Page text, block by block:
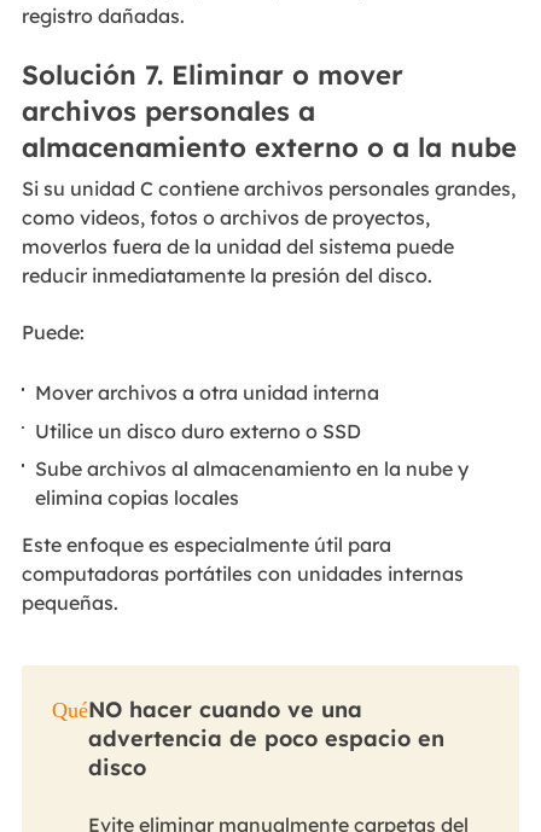
registro dañadas.
Solución 7. Eliminar o mover
archivos personales a
almacenamiento externo o a la nube
Si su unidad C contiene archivos personales grandes,
como videos, fotos o archivos de proyectos,
moverlos fuera de la unidad del sistema puede
reducir inmediatamente la presión del disco.
Puede:
Mover archivos a otra unidad interna
Utilice un disco duro externo o SSD
Sube archivos al almacenamiento en la nube y
elimina copias locales
Este enfoque es especialmente útil para
computadoras portátiles con unidades internas
pequeñas.
QuéNO hacer cuando ve una
advertencia de poco espacio en
disco
Evite eliminar manualmente carpetas del